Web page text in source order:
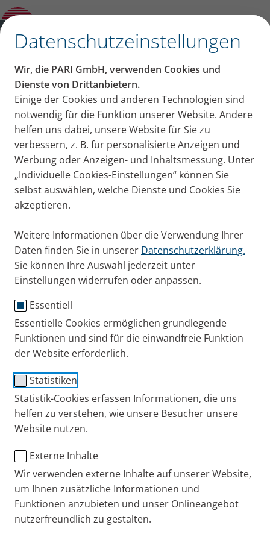
Datenschutzeinstellungen
Wir, die PARI GmbH, verwenden Cookies und
Dienste von Drittanbietern.
Einige der Cookies und anderen Technologien sind
notwendig für die Funktion unserer Website. Andere
helfen uns dabei, unsere Website für Sie zu
verbessern, z. B. für personalisierte Anzeigen und
Werbung oder Anzeigen- und Inhaltsmessung. Unter
„Individuelle Cookies-Einstellungen“ können Sie
selbst auswählen, welche Dienste und Cookies Sie
akzeptieren.
Weitere Informationen über die Verwendung Ihrer
Daten finden Sie in unserer Datenschutzerklärung.
Sie können Ihre Auswahl jederzeit unter
Einstellungen widerrufen oder anpassen.
Essentiell
Essentielle Cookies ermöglichen grundlegende
Funktionen und sind für die einwandfreie Funktion
der Website erforderlich.
Statistiken
Statistik-Cookies erfassen Informationen, die uns
helfen zu verstehen, wie unsere Besucher unsere
Website nutzen.
Externe Inhalte
Wir verwenden externe Inhalte auf unserer Website,
um Ihnen zusätzliche Informationen und
Funktionen anzubieten und unser Onlineangebot
nutzerfreundlich zu gestalten.
Weitere Inhalationsgeräte und
Vorgängermodelle
PARI BOY®free mobiles
Inhalationsgerät
Zur Inhalation von Salzlösungen, Ectoin-haltigen
Inhalationslösungen sowie zur Verneblung
Erwachsene mit akuten oder chronischen
Atemwegserkrankungen wie Bronchitis, Asthma und
COPD.
Schnell und effizient
Nahezu geräuschlos – für Baby und Kind